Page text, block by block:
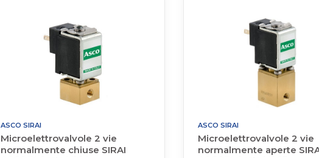
ASCO SIRAI
Microelettrovalvole 2 vie
normalmente chiuse SIRAI
ASCO SIRAI
Microelettrovalvole 2 vie
normalmente aperte